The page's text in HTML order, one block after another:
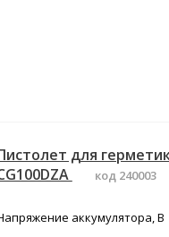
для
код 240003
аккумулятора, В